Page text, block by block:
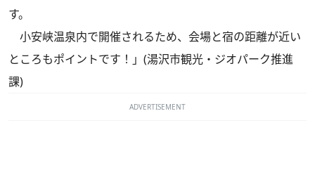
す。
小安峡温泉内で開催されるため、会場と宿の距離が近い
ところもポイントです！」(湯沢市観光・ジオパーク推進
課)
ADVERTISEMENT